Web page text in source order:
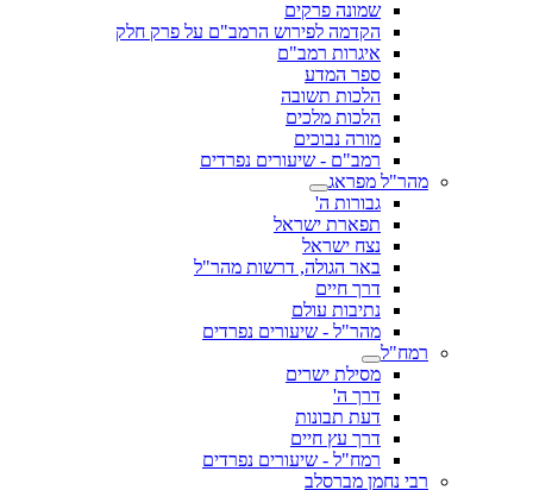
שמונה פרקים
הקדמה לפירוש הרמב"ם על פרק חלק
איגרות רמב"ם
ספר המדע
הלכות תשובה
הלכות מלכים
מורה נבוכים
רמב"ם - שיעורים נפרדים
מהר"ל מפראג
גבורות ה'
תפארת ישראל
נצח ישראל
באר הגולה, דרשות מהר"ל
דרך חיים
נתיבות עולם
מהר"ל - שיעורים נפרדים
רמח"ל
מסילת ישרים
דרך ה'
דעת תבונות
דרך עץ חיים
רמח"ל - שיעורים נפרדים
רבי נחמן מברסלב